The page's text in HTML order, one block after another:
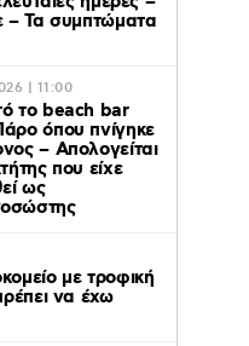
– Τα συμπτώματα
| 11:00
το beach bar
όπου πνίγηκε
– Απολογείται
που είχε
ως
με τροφική
να έχω